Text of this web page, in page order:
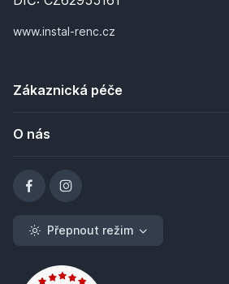
www.instal-renc.cz
Zákaznická péče
O nás
Přepnout režim